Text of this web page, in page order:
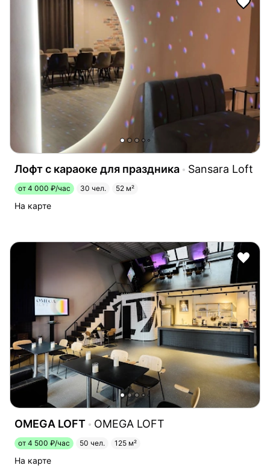
Лофт с караоке для праздника Sansara Loft
от 4 000 ₽/час 30 чел. 52 м²
На карте
OMEGA LOFT OMEGA LOFT
от 4 500 ₽/час 50 чел. 125 м²
На карте